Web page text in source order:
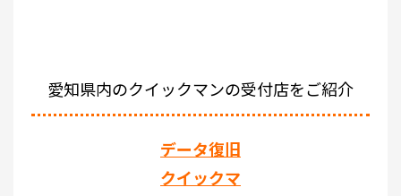
愛知県内のクイックマンの受付店をご紹介
データ復旧
クイックマ